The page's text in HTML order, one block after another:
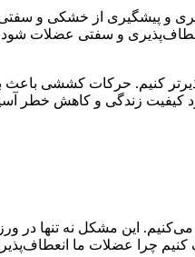
و پیشگیری از خشکی و
و سفتی عضلات شود.
کنیم. حرکات کششی
کیفیت زندگی و کاهش
این مشکل نه تنها در
چرا عضلات ما